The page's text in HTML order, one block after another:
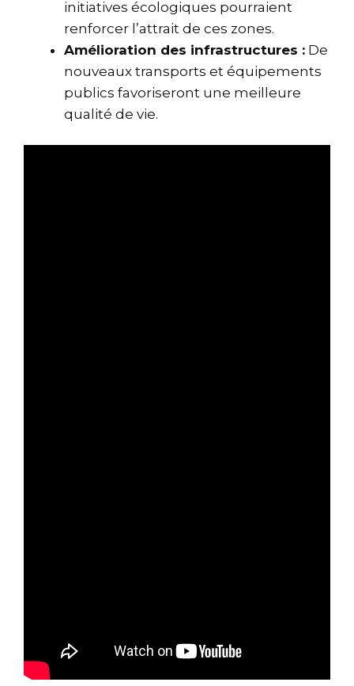
initiatives écologiques pourraient
renforcer l’attrait de ces zones.
Amélioration des infrastructures : De
nouveaux transports et équipements
publics favoriseront une meilleure
qualité de vie.